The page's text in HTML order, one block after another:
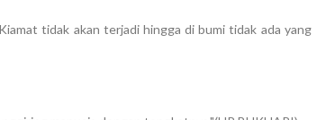
tidak akan terjadi hingga di bumi tidak ada yang